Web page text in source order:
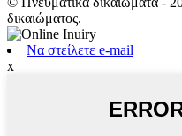
δικαιώματος.
Να στείλετε e-mail
x